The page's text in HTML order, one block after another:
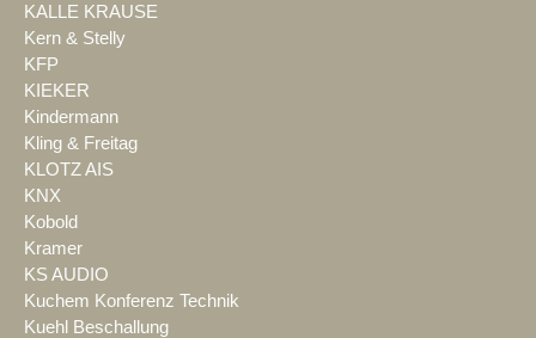
KALLE KRAUSE
Kern & Stelly
KFP
KIEKER
Kindermann
Kling & Freitag
KLOTZ AIS
KNX
Kobold
Kramer
KS AUDIO
Kuchem Konferenz Technik
Kuehl Beschallung